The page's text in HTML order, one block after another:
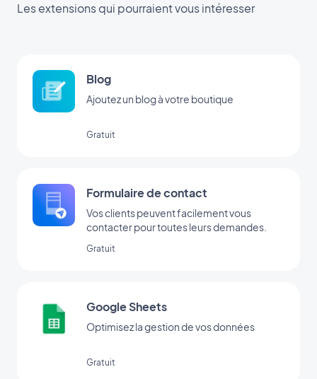
Les extensions qui pourraient vous intéresser
Blog
Ajoutez un blog à votre boutique
Gratuit
Formulaire de contact
Vos clients peuvent facilement vous
contacter pour toutes leurs demandes.
Gratuit
Google Sheets
Optimisez la gestion de vos données
Gratuit